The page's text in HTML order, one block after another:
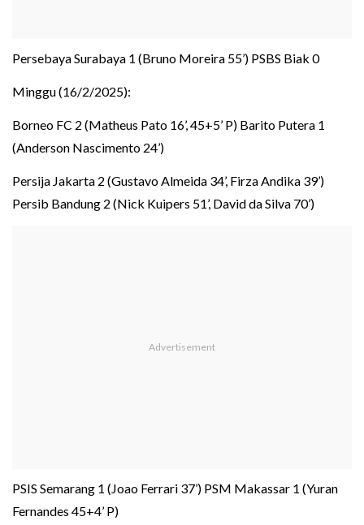
Persebaya Surabaya 1 (Bruno Moreira 55’) PSBS Biak 0
Minggu (16/2/2025):
Borneo FC 2 (Matheus Pato 16’, 45+5’ P) Barito Putera 1
(Anderson Nascimento 24’)
Persija Jakarta 2 (Gustavo Almeida 34’, Firza Andika 39’)
Persib Bandung 2 (Nick Kuipers 51’, David da Silva 70’)
PSIS Semarang 1 (Joao Ferrari 37’) PSM Makassar 1 (Yuran
Fernandes 45+4’ P)